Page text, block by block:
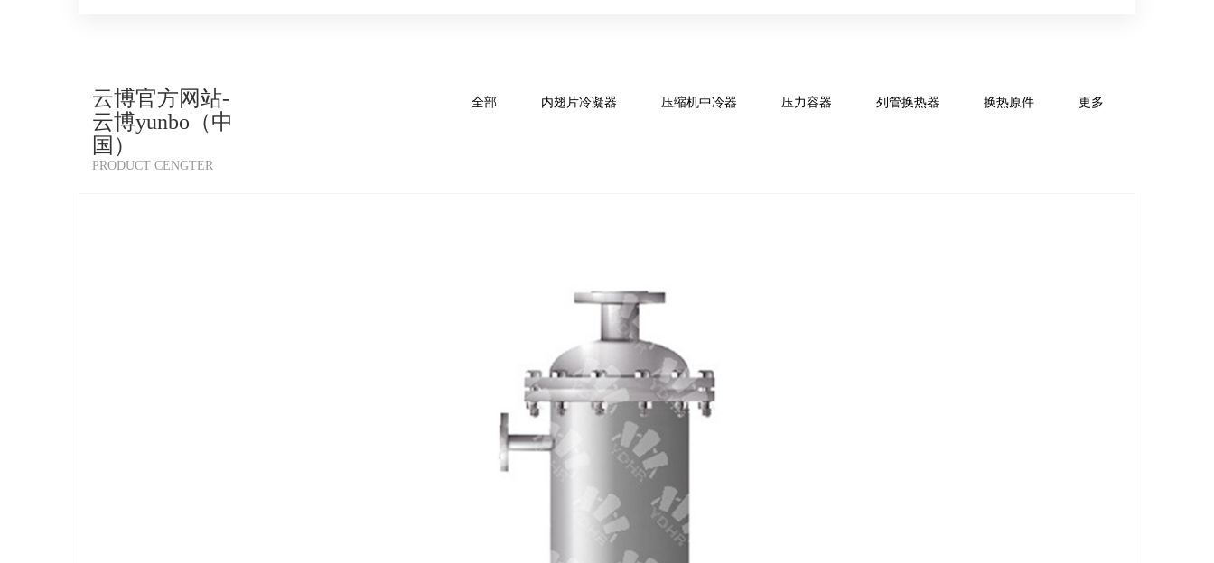
云博官方网站-
云博yunbo（中
国）
PRODUCT CENGTER
全部 内翅片冷凝器 压缩机中冷器 压力容器 列管换热器 换热原件 更多